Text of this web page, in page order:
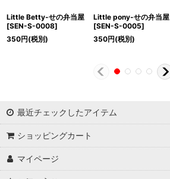
Little Betty-せの弁当屋
[SEN-S-0008]
350円(税別)
Little pony-せの弁当屋
[SEN-S-0005]
350円(税別)
最近チェックしたアイテム
ショッピングカート
マイページ